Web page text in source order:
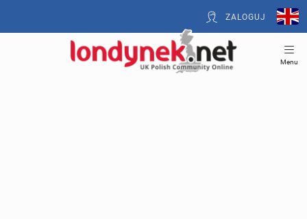
ZALOGUJ
Menu